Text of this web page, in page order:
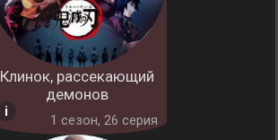
Клинок, рассекающий
демонов
1 cезон, 26 серия